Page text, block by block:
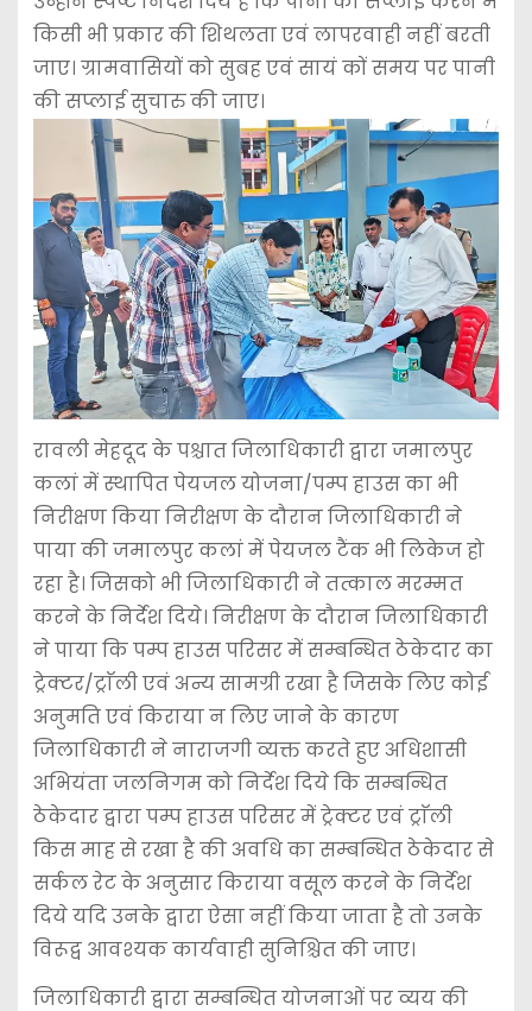
किसी भी प्रकार की शिथलता एवं लापरवाही नहीं बरती
जाए। ग्रामवासियों को सुबह एवं सायं कों समय पर पानी
की सप्लाई सुचारु की जाए।
रावली मेहदूद के पश्चात जिलाधिकारी द्वारा जमालपुर
कलां में स्थापित पेयजल योजना/पम्प हाउस का भी
निरीक्षण किया निरीक्षण के दौरान जिलाधिकारी ने
पाया की जमालपुर कलां में पेयजल टैंक भी लिकेज हो
रहा है। जिसको भी जिलाधिकारी ने तत्काल मरम्मत
करने के निर्देश दिये। निरीक्षण के दौरान जिलाधिकारी
ने पाया कि पम्प हाउस परिसर में सम्बन्धित ठेकेदार का
ट्रेक्टर/ट्राॅली एवं अन्य सामग्री रखा है जिसके लिए कोई
अनुमति एवं किराया न लिए जाने के कारण
जिलाधिकारी ने नाराजगी व्यक्त करते हुए अधिशासी
अभियंता जलनिगम को निर्देश दिये कि सम्बन्धित
ठेकेदार द्वारा पम्प हाउस परिसर में ट्रेक्टर एवं ट्राॅली
किस माह से रखा है की अवधि का सम्बन्धित ठेकेदार से
सर्कल रेट के अनुसार किराया वसूल करने के निर्देश
दिये यदि उनके द्वारा ऐसा नहीं किया जाता है तो उनके
विरूद्व आवश्यक कार्यवाही सुनिश्चित की जाए।
जिलाधिकारी द्वारा सम्बन्धित योजनाओं पर व्यय की